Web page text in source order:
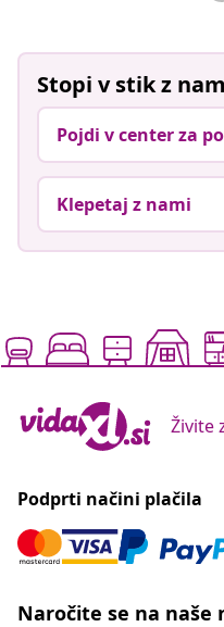
Stopi v stik z
Pojdi v center za
Klepetaj z nami
Živite
Podprti načini plačila
Naročite se na naše